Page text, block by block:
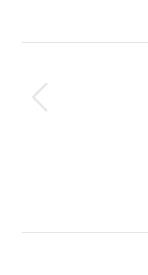
navigation